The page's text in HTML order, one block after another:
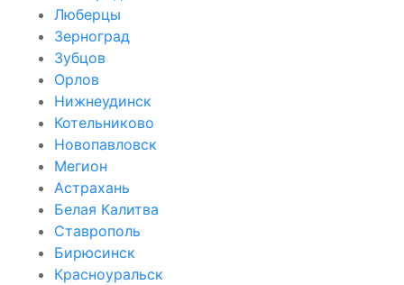
Люберцы
Зерноград
Зубцов
Орлов
Нижнеудинск
Котельниково
Новопавловск
Мегион
Астрахань
Белая Калитва
Ставрополь
Бирюсинск
Красноуральск